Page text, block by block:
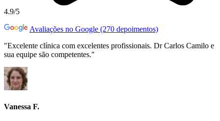
4.9/5
Avaliações no Google (270 depoimentos)
"Excelente clínica com excelentes profissionais. Dr Carlos Camilo e
sua equipe são competentes."
Vanessa F.